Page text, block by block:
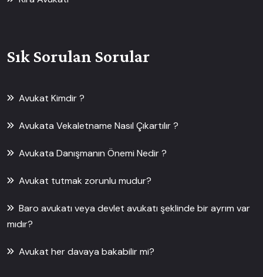
Sık Sorulan Sorular
Avukat Kimdir ?
Avukata Vekaletname Nasıl Çıkartılır ?
Avukata Danışmanın Önemi Nedir ?
Avukat tutmak zorunlu mudur?
Baro avukatı veya devlet avukatı şeklinde bir ayrım var
mıdır?
Avukat her davaya bakabilir mi?